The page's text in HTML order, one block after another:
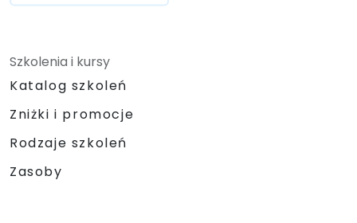
Szkolenia i kursy
Katalog szkoleń
Zniżki i promocje
Rodzaje szkoleń
Zasoby